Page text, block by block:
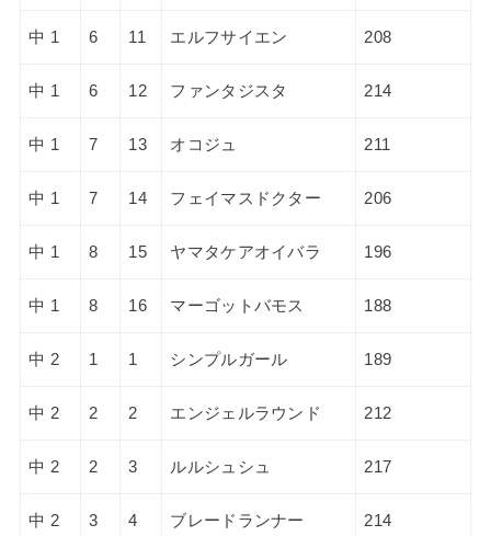
中 1 6 11 エルフサイエン 208
中 1 6 12 ファンタジスタ 214
中 1 7 13 オコジュ 211
中 1 7 14 フェイマスドクター 206
中 1 8 15 ヤマタケアオイバラ 196
中 1 8 16 マーゴットバモス 188
中 2 1 1 シンプルガール 189
中 2 2 2 エンジェルラウンド 212
中 2 2 3 ルルシュシュ 217
中 2 3 4 ブレードランナー 214